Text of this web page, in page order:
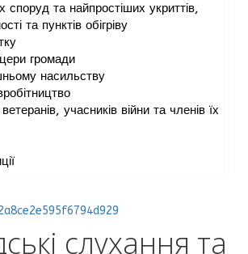
споруд та найпростіших укриттів,
та пунктів обігріву
громади
насильству
учасників війни та членів їх
слухання та